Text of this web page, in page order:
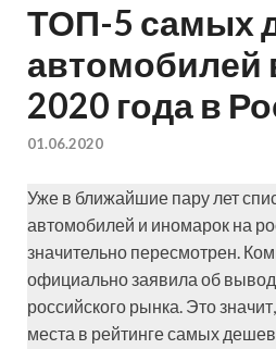
ТОП-5 самых
автомобилей
2020 года в
01.06.2020
Уже в ближайшие пару лет
автомобилей и иномарок на
значительно пересмотрен.
официально заявила об
российского рынка. Это
места в рейтинге самых